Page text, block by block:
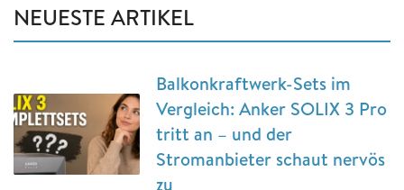
NEUESTE ARTIKEL
Balkonkraftwerk-Sets im
Vergleich: Anker SOLIX 3 Pro
tritt an – und der
Stromanbieter schaut nervös
zu